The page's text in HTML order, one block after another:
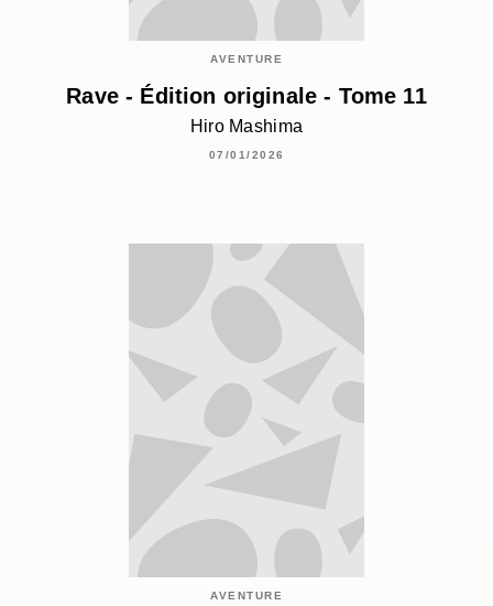
AVENTURE
Rave - Édition originale - Tome 11
Hiro Mashima
07/01/2026
AVENTURE